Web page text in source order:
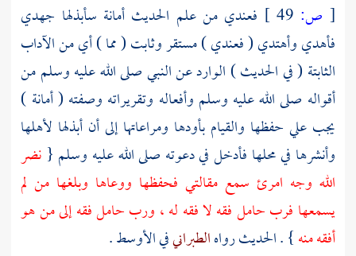
[ ص:
فعندي من علم الحديث أمانة سأبذلها جهدي
فأهدي وأهتدي ( فعندي ) مستقر وثابت ( مما ) أي من الآداب
الثابتة ( في الحديث ) الوارد عن النبي صلى الله عليه وسلم من
أقواله صلى الله عليه وسلم وأفعاله وتقريراته وصفته ( أمانة )
يجب علي حفظها والقيام بأودها ومراعاتها إلى أن أبذلها لأهلها
وأنشرها في محلها فأدخل في دعوته صلى الله عليه وسلم { نضر
الله وجه امرئ سمع مقالتي فحفظها ووعاها وبلغها من لم
يسمعها فرب حامل فقه لا فقه له ، ورب حامل فقه إلى من هو
أفقه منه} . الحديث رواهالطبرانيفي الأوسط .